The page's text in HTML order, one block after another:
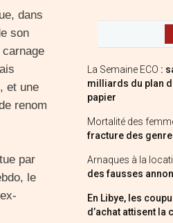
dans
son
et une
renom
par
le
La Semaine ECO :
milliards du plan
papier
Mortalité des
fracture des
Arnaques à la
des fausses
En Libye, les
d’achat attisent la